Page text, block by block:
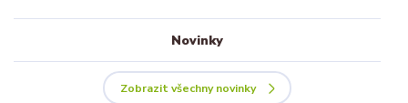
Novinky
Zobrazit všechny novinky